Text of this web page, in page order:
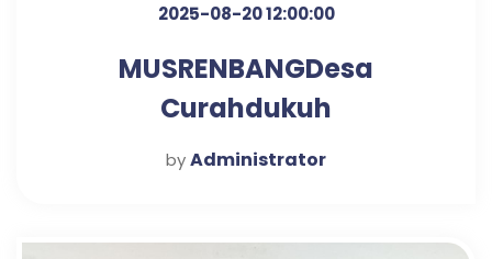
2025-08-20 12:00:00
MUSRENBANGDesa
Curahdukuh
byAdministrator